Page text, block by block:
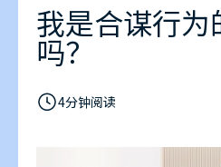
我是合谋行为
吗？
4分钟阅读